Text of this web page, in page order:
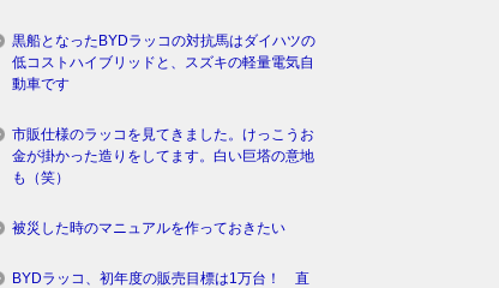
黒船となったBYDラッコの対抗馬はダイハツの
低コストハイブリッドと、スズキの軽量電気自
動車です
市販仕様のラッコを見てきました。けっこうお
金が掛かった造りをしてます。白い巨塔の意地
も（笑）
被災した時のマニュアルを作っておきたい
BYDラッコ、初年度の販売目標は1万台！ 直